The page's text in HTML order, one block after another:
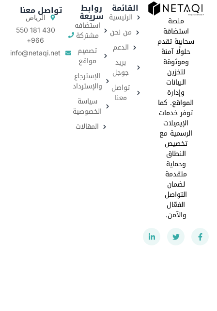
منصة
استضافة
سحابية تقدم
حلولًا آمنة
وموثوقة
لتخزين
البيانات
وإدارة
المواقع. كما
توفر خدمات
الإيميلات
الرسمية مع
تخصيص
النطاق
وحماية
متقدمة
لضمان
التواصل
الفعّال
والآمن.
القائمة
الرئيسية
من نحن
الدعم
بريد
جوجل
تواصل
معنا
روابط
سريعة
استضافه
مشتركة
تصميم
مواقع
الإسترجاع
والإسترداد
سياسة
الخصوصية
المقالات
تواصل معنا
الرياض
430 181 550
info@netaqi.net